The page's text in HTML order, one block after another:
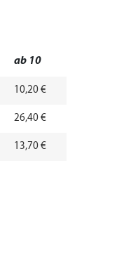
ab 10
10,20 €
26,40 €
13,70 €